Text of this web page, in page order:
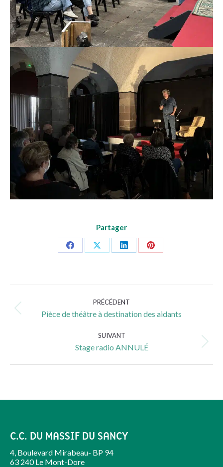
Partager
PartagerPartagerPartagerPartager
article
PRÉCÉDENT
Article
:
Pièce de théâtre à destination des aidants
SUIVANT
Article
:
Stage radio ANNULÉ
C.C. DU MASSIF DU SANCY
4, Boulevard Mirabeau- BP 94
63 240 Le Mont-Dore